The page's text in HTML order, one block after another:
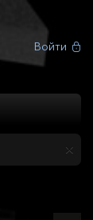
Войти